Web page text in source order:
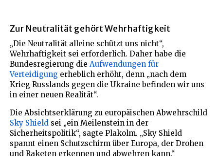
Zur Neutralität gehört Wehrhaftigkeit
„Die Neutralität alleine schützt uns nicht“,
Wehrhaftigkeit sei erforderlich. Daher habe die
Bundesregierung die Aufwendungen für
Verteidigung erheblich erhöht, denn „nach dem
Krieg Russlands gegen die Ukraine befinden wir uns
in einer neuen Realität“.
Die Absichtserklärung zu europäischen Abwehrschild
Sky Shield sei „ein Meilenstein in der
Sicherheitspolitik“, sagte Plakolm. „Sky Shield
spannt einen Schutzschirm über Europa, der Drohen
und Raketen erkennen und abwehren kann.“